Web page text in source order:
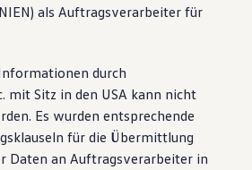
als Auftragsverarbeiter für
durch
mit Sitz in den USA kann nicht
Es wurden entsprechende
für die Übermittlung
Daten an Auftragsverarbeiter in